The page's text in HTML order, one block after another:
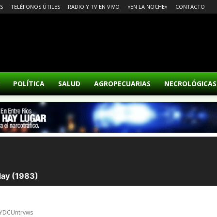
TELÉFONOS ÚTILES RADIO Y TV EN VIVO «EN LA NOCHE» CONTACTO
POLÍTICA SALUD AGROPECUARIAS NECROLÓGICAS